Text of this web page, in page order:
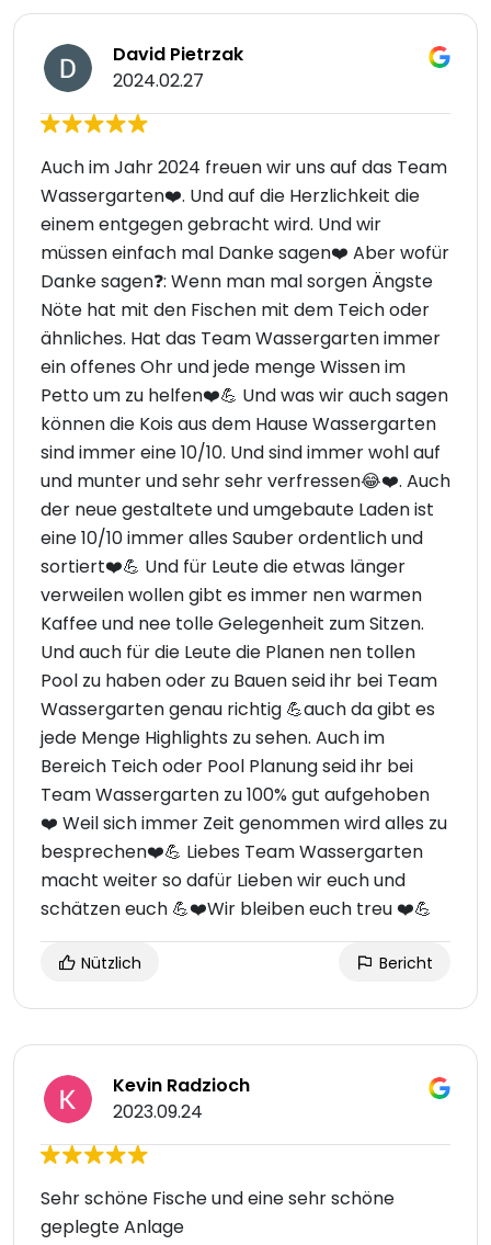
David Pietrzak
2024.02.27
Auch im Jahr 2024 freuen wir uns auf das Team
Wassergarten❤️. Und auf die Herzlichkeit die
einem entgegen gebracht wird. Und wir
müssen einfach mal Danke sagen❤️ Aber wofür
Danke sagen❓: Wenn man mal sorgen Ängste
Nöte hat mit den Fischen mit dem Teich oder
ähnliches. Hat das Team Wassergarten immer
ein offenes Ohr und jede menge Wissen im
Petto um zu helfen❤️💪 Und was wir auch sagen
können die Kois aus dem Hause Wassergarten
sind immer eine 10/10. Und sind immer wohl auf
und munter und sehr sehr verfressen😂❤️. Auch
der neue gestaltete und umgebaute Laden ist
eine 10/10 immer alles Sauber ordentlich und
sortiert❤️💪 Und für Leute die etwas länger
verweilen wollen gibt es immer nen warmen
Kaffee und nee tolle Gelegenheit zum Sitzen.
Und auch für die Leute die Planen nen tollen
Pool zu haben oder zu Bauen seid ihr bei Team
Wassergarten genau richtig 💪auch da gibt es
jede Menge Highlights zu sehen. Auch im
Bereich Teich oder Pool Planung seid ihr bei
Team Wassergarten zu 100% gut aufgehoben
❤️ Weil sich immer Zeit genommen wird alles zu
besprechen❤️💪 Liebes Team Wassergarten
macht weiter so dafür Lieben wir euch und
schätzen euch 💪❤️Wir bleiben euch treu ❤️💪
Nützlich Bericht
Kevin Radzioch
2023.09.24
Sehr schöne Fische und eine sehr schöne
geplegte Anlage